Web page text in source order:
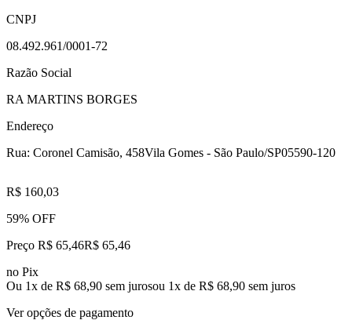
CNPJ
08.492.961/0001-72
Razão Social
RA MARTINS BORGES
Endereço
Rua: Coronel Camisão, 458Vila Gomes - São Paulo/SP05590-120
R$ 160,03
59% OFF
Preço R$ 65,46R$ 65,46
no Pix
Ou 1x de R$ 68,90 sem jurosou 1x de R$ 68,90 sem juros
Ver opções de pagamento